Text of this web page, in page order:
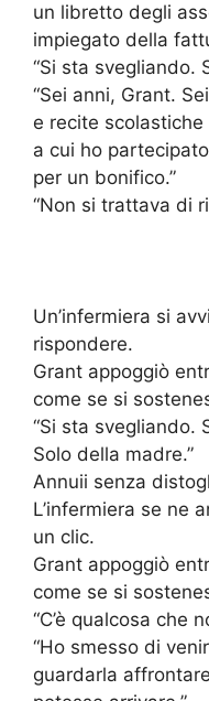
un libretto degli
impiegato della
“Si sta svegliando.
“Sei anni, Grant.
e recite
a cui ho
per un bonifico.”
“Non si trattava di
Un’infermiera si
rispondere.
Grant appoggiò
come se si
“Si sta svegliando.
Solo della madre.”
Annuii senza
L’infermiera se ne
un clic.
Grant appoggiò
come se si
“C’è qualcosa che
“Ho smesso di
guardarla